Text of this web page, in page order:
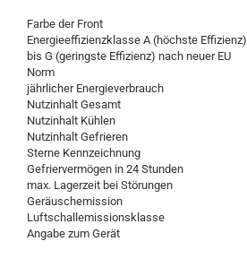
Farbe der Front
Energieeffizienzklasse A (höchste Effizienz)
bis G (geringste Effizienz) nach neuer EU
Norm
jährlicher Energieverbrauch
Nutzinhalt Gesamt
Nutzinhalt Kühlen
Nutzinhalt Gefrieren
Sterne Kennzeichnung
Gefriervermögen in 24 Stunden
max. Lagerzeit bei Störungen
Geräuschemission
Luftschallemissionsklasse
Angabe zum Gerät